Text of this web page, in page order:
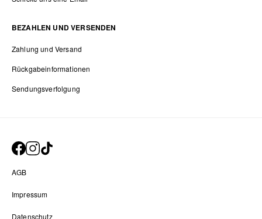
BEZAHLEN UND VERSENDEN
Zahlung und Versand
Rückgabeinformationen
Sendungsverfolgung
AGB
Impressum
Datenschutz